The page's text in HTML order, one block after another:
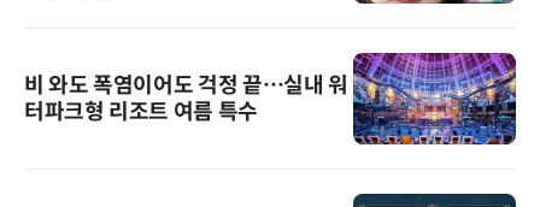
비 와도 폭염이어도 걱정 끝…실내 워
터파크형 리조트 여름 특수